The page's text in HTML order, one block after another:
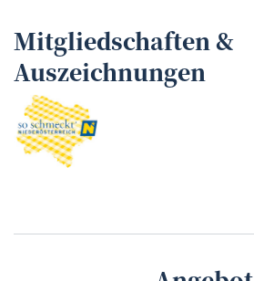
Mitgliedschaften &
Auszeichnungen